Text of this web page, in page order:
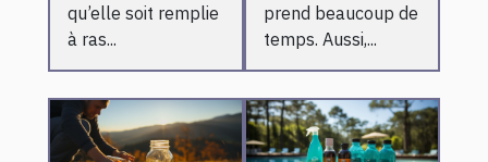
qu’elle soit remplie
à ras...
prend beaucoup de
temps. Aussi,...